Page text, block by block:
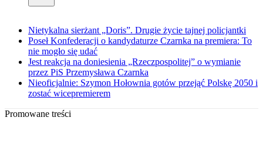
Nietykalna sierżant „Doris”. Drugie życie tajnej policjantki
Poseł Konfederacji o kandydaturze Czarnka na premiera: To
nie mogło się udać
Jest reakcja na doniesienia „Rzeczpospolitej” o wymianie
przez PiS Przemysława Czarnka
Nieoficjalnie: Szymon Hołownia gotów przejąć Polskę 2050 i
zostać wicepremierem
Promowane treści